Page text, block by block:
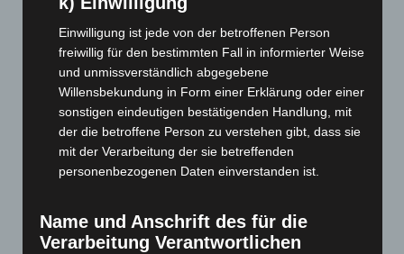
August 2025(90)
Juli 2025(90)
Juni 2025 (103)
Mai 2025(112)
April 2025(88)
(111)
Januar 2025 (88)
Dezember 2024(89)
Einwilligung ist jede von der betroffenen Person
freiwillig für den bestimmten Fall in informierter Weise
und unmissverständlich abgegebene
Willensbekundung in Form einer Erklärung oder einer
sonstigen eindeutigen bestätigenden Handlung, mit
der die betroffene Person zu verstehen gibt, dass sie
mit der Verarbeitung der sie betreffenden
personenbezogenen Daten einverstanden ist.
Name und Anschrift des für die
Verarbeitung Verantwortlichen